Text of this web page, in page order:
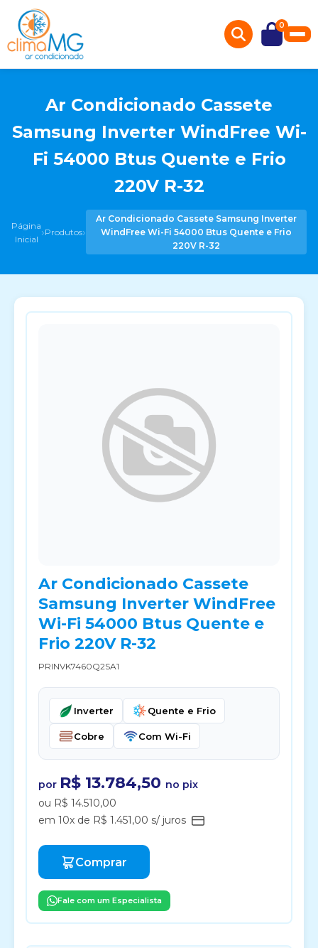
0
Ar Condicionado Cassete
Samsung Inverter WindFree Wi-
Fi 54000 Btus Quente e Frio
220V R-32
Página
Inicial ›Produtos›
Ar Condicionado Cassete Samsung Inverter
WindFree Wi-Fi 54000 Btus Quente e Frio
220V R-32
Ar Condicionado Cassete
Samsung Inverter WindFree
Wi-Fi 54000 Btus Quente e
Frio 220V R-32
PRINVK7460Q2SA1
Inverter Quente e Frio
Cobre Com Wi-Fi
por R$ 13.784,50 no pix
ou R$ 14.510,00
em 10x de R$ 1.451,00 s/ juros
Comprar
Fale com um Especialista